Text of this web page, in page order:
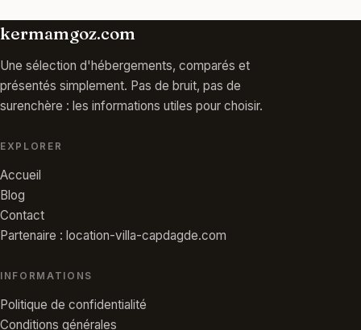
kermamgoz.com
Une sélection d'hébergements, comparés et
présentés simplement. Pas de bruit, pas de
surenchère : les informations utiles pour choisir.
EXPLORER
Accueil
Blog
Contact
Partenaire : location-villa-capdagde.com
INFORMATIONS
Politique de confidentialité
Conditions générales